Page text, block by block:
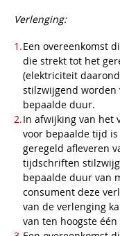
Verlenging:
Een overeenkomst
die strekt tot het
(elektriciteit
stilzwijgend worden
bepaalde duur.
In afwijking van het
voor bepaalde tijd
geregeld afleveren
tijdschriften
bepaalde duur van
consument deze
van de verlenging
van ten hoogste